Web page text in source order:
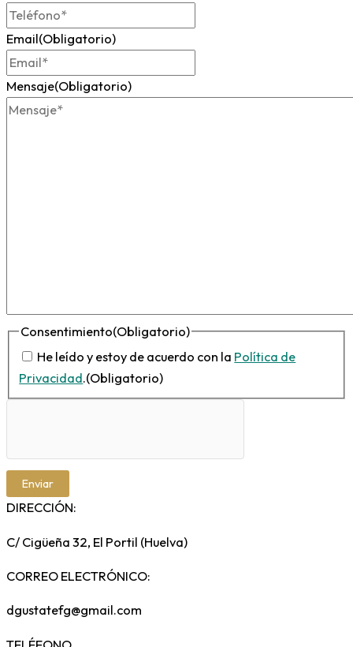
Email(Obligatorio)
Mensaje(Obligatorio)
Consentimiento(Obligatorio)
He leído y estoy de acuerdo con la Política de
Privacidad.(Obligatorio)
DIRECCIÓN:
C/ Cigüeña 32, El Portil (Huelva)
CORREO ELECTRÓNICO:
dgustatefg@gmail.com